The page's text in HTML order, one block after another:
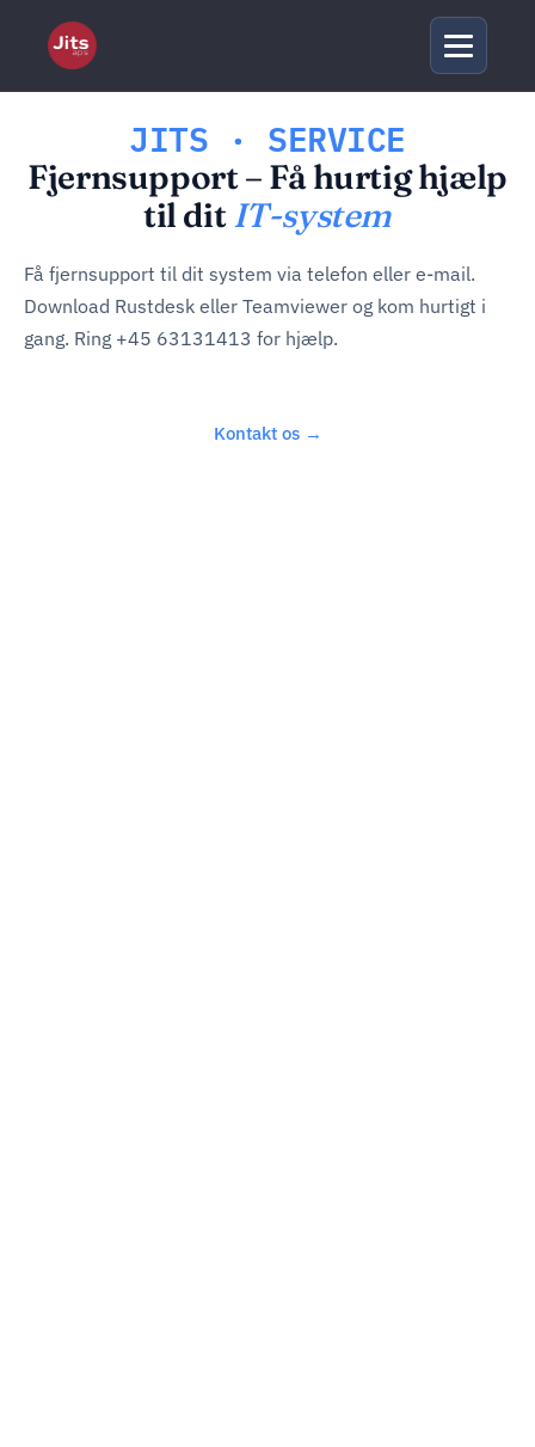
JITS · SERVICE
Fjernsupport – Få hurtig hjælp
til ditIT-system
Få fjernsupport til dit system via telefon eller e-mail.
Download Rustdesk eller Teamviewer og kom hurtigt i
gang. Ring +45 63131413 for hjælp.
Kontakt os →